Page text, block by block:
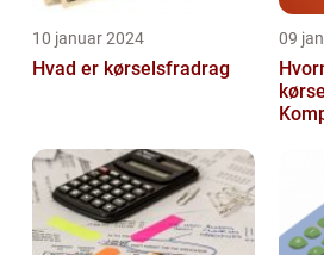
10 januar 2024
Hvad er kørselsfradrag
09